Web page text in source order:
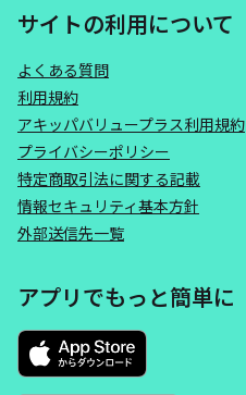
サイトの利用について
よくある質問
利用規約
アキッパバリュープラス利用規約
プライバシーポリシー
特定商取引法に関する記載
情報セキュリティ基本方針
外部送信先一覧
アプリでもっと簡単に